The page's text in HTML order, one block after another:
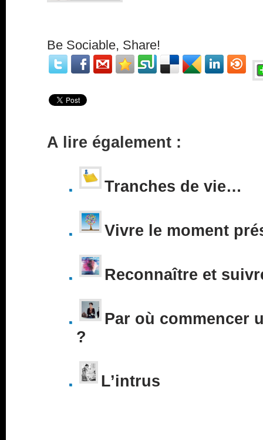
Be Sociable, Share!
A lire également :
Tranches de vie…
Vivre le moment
Reconnaître et
Par où commencer
?
L’intrus